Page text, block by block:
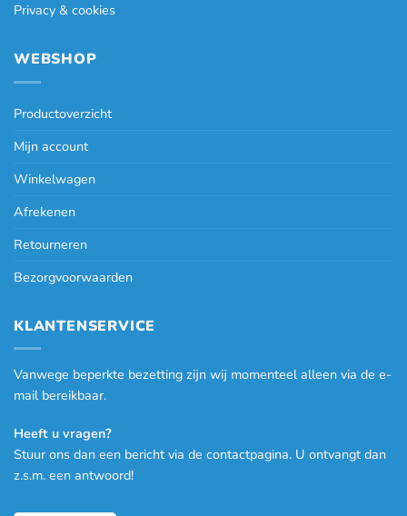
Privacy & cookies
WEBSHOP
Productoverzicht
Mijn account
Winkelwagen
Afrekenen
Retourneren
Bezorgvoorwaarden
KLANTENSERVICE
Vanwege beperkte bezetting zijn wij momenteel alleen via de e-
mail bereikbaar.
Heeft u vragen?
Stuur ons dan een bericht via de contactpagina. U ontvangt dan
z.s.m. een antwoord!